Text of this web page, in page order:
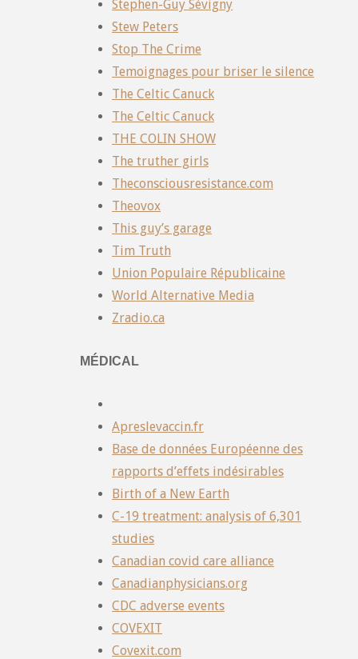
Stephen-Guy Sévigny
Stew Peters
Stop The Crime
Temoignages pour briser le silence
The Celtic Canuck
The Celtic Canuck
THE COLIN SHOW
The truther girls
Theconsciousresistance.com
Theovox
This guy’s garage
Tim Truth
Union Populaire Républicaine
World Alternative Media
Zradio.ca
MÉDICAL
Apreslevaccin.fr
Base de données Européenne des
rapports d’effets indésirables
Birth of a New Earth
C-19 treatment: analysis of 6,301
studies
Canadian covid care alliance
Canadianphysicians.org
CDC adverse events
COVEXIT
Covexit.com